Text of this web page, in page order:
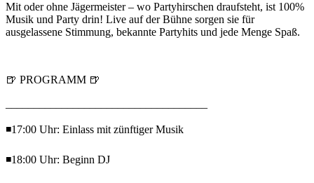
Mit oder ohne Jägermeister – wo Partyhirschen draufsteht, ist 100%
Musik und Party drin! Live auf der Bühne sorgen sie für
ausgelassene Stimmung, bekannte Partyhits und jede Menge Spaß.
🍺 PROGRAMM 🍺
◾17:00 Uhr: Einlass mit zünftiger Musik
◾18:00 Uhr: Beginn DJ